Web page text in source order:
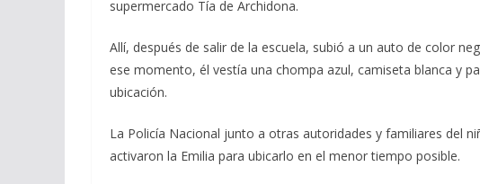
supermercado Tía de Archidona.
Allí, después de salir de la escuela, subió a un auto de color
ese momento, él vestía una chompa azul, camiseta blanca y
ubicación.
La Policía Nacional junto a otras autoridades y familiares del
activaron la Emilia para ubicarlo en el menor tiempo posible.